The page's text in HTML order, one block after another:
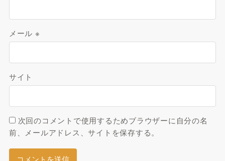
メール ※
サイト
次回のコメントで使用するためブラウザーに自分の名
前、メールアドレス、サイトを保存する。